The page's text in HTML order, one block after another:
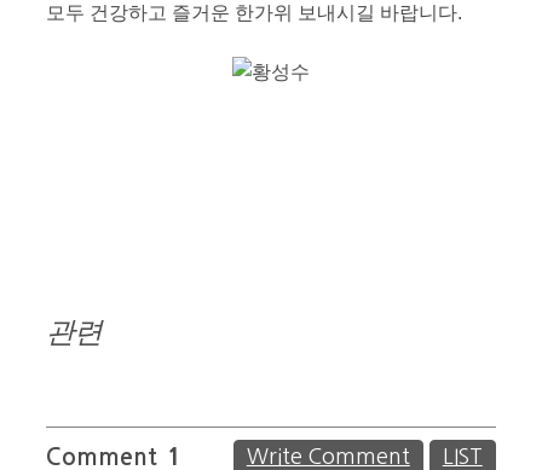
모두 건강하고 즐거운 한가위 보내시길 바랍니다.
관련
Comment 1 Write Comment LIST